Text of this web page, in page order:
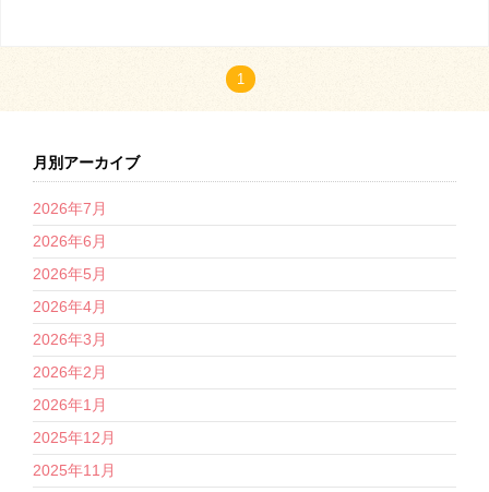
1
月別アーカイブ
2026年7月
2026年6月
2026年5月
2026年4月
2026年3月
2026年2月
2026年1月
2025年12月
2025年11月